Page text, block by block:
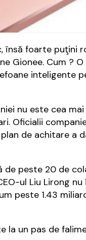
însă foarte
Gionee. Cum ?
inteligente
nu este cea
Oficialii
de achitare a
de peste 20 de
ul Liu Lirong
peste 1.43
la un pas de